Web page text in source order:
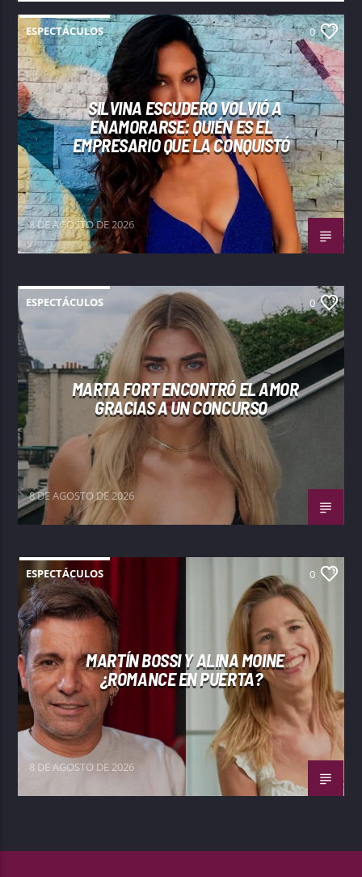
ESPECTÁCULOS 0
SILVINA ESCUDERO VOLVIÓ A
ENAMORARSE: QUIÉN ES EL
EMPRESARIO QUE LA CONQUISTÓ
8 DE AGOSTO DE 2026
ESPECTÁCULOS 0
MARTA FORT ENCONTRÓ EL AMOR
GRACIAS A UN CONCURSO
8 DE AGOSTO DE 2026
ESPECTÁCULOS 0
MARTÍN BOSSI Y ALINA MOINE
¿ROMANCE EN PUERTA?
8 DE AGOSTO DE 2026